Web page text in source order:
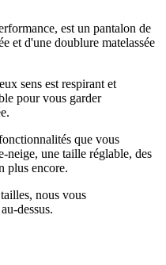
est un pantalon de
et d'une doublure matelassée
sens est respirant et
pour vous garder
que vous
neige, une taille réglable, des
plus encore.
nous vous
dessus.